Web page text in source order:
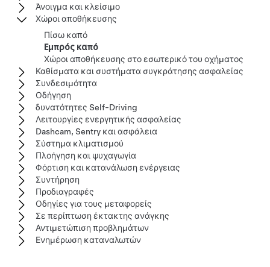
Άνοιγμα και κλείσιμο
Χώροι αποθήκευσης
Πίσω καπό
Εμπρός καπό
Χώροι αποθήκευσης στο εσωτερικό του οχήματος
Καθίσματα και συστήματα συγκράτησης ασφαλείας
Συνδεσιμότητα
Οδήγηση
δυνατότητες Self-Driving
Λειτουργίες ενεργητικής ασφαλείας
Dashcam, Sentry και ασφάλεια
Σύστημα κλιματισμού
Πλοήγηση και ψυχαγωγία
Φόρτιση και κατανάλωση ενέργειας
Συντήρηση
Προδιαγραφές
Οδηγίες για τους μεταφορείς
Σε περίπτωση έκτακτης ανάγκης
Αντιμετώπιση προβλημάτων
Ενημέρωση καταναλωτών